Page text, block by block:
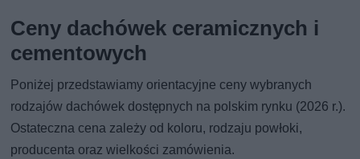
Ceny dachówek ceramicznych i
cementowych
Poniżej przedstawiamy orientacyjne ceny wybranych
rodzajów dachówek dostępnych na polskim rynku (2026 r.).
Ostateczna cena zależy od koloru, rodzaju powłoki,
producenta oraz wielkości zamówienia.